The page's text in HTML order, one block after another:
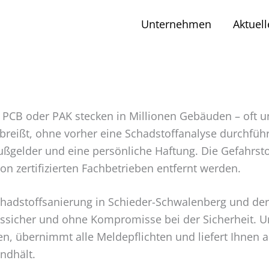
Unternehmen
oder PAK stecken in Millionen Gebäuden – oft
ohne vorher eine Schadstoffanalyse
und eine persönliche Haftung. Die
zertifizierten Fachbetrieben entfernt werden.
in Schieder-Schwalenberg und
und ohne Kompromisse bei der Sicherheit.
übernimmt alle Meldepflichten und liefert Ihnen